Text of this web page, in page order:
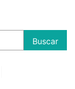
Buscar